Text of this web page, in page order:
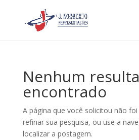
Nenhum
encontrado
A página que você solicitou não
refinar sua pesquisa, ou use a
localizar a postagem.